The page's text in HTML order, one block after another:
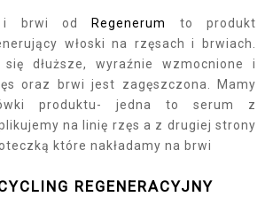
i brwi od Regenerum
to produkt
włoski na rzęsach i brwiach.
dłuższe, wyraźnie wzmocnione i
oraz brwi jest zagęszczona. Mamy
produktu- jedna to serum z
na linię rzęs a z drugiej strony
które nakładamy na brwi
REGENERACYJNY